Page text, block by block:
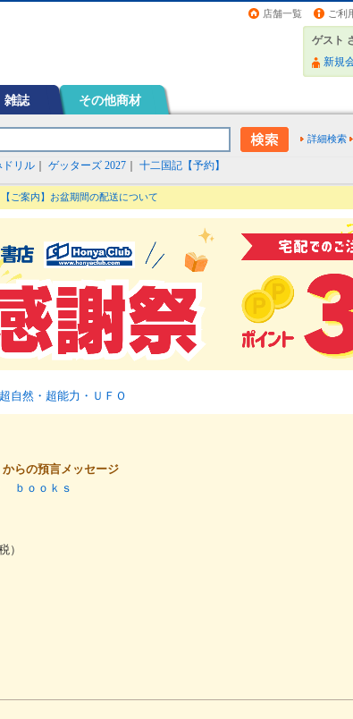
店舗一覧 ご利
ゲスト
新規
雑誌 その他商材
詳細検索
ドリル ゲッターズ 2027 十二国記【予約】
【ご案内】お盆期間の配送について
超自然・超能力・ＵＦＯ
らの預言メッセージ
ｂｏｏｋｓ
）